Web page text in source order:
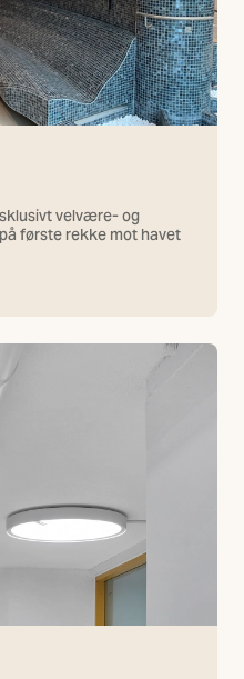
velvære- og
første rekke mot havet